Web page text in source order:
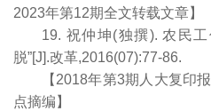
2023年第12期全文转载文章】
19. 祝仲坤(独撰). 农民
脱”[J].改革,2016(07):77-86.
【2018年第3期人大复印
点摘编】